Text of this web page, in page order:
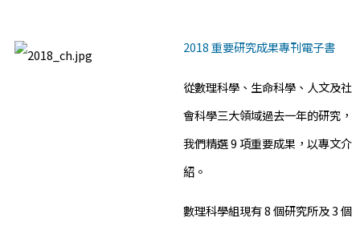
2018 重要研究成果專刊電子書
從數理科學、生命科學、人文及社
會科學三大領域過去一年的研究，
我們精選 9 項重要成果，以專文介
紹。
數理科學組現有 8 個研究所及 3 個